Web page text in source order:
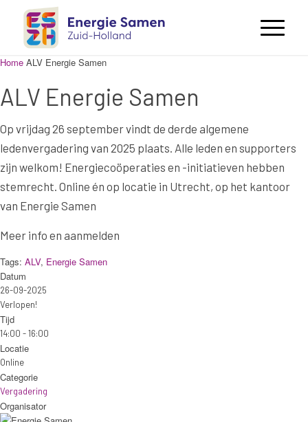
Home ALV Energie Samen
ALV Energie Samen
Op vrijdag 26 september vindt de derde algemene
ledenvergadering van 2025 plaats. Alle leden en supporters
zijn welkom! Energiecoöperaties en -initiatieven hebben
stemrecht. Online én op locatie in Utrecht, op het kantoor
van Energie Samen
Meer info en aanmelden
Tags: ALV, Energie Samen
Datum
26-09-2025
Verlopen!
Tijd
14:00 - 16:00
Locatie
Online
Categorie
Vergadering
Organisator